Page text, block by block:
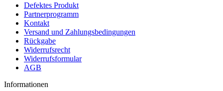
Defektes Produkt
Partnerprogramm
Kontakt
Versand und Zahlungsbedingungen
Rückgabe
Widerrufsrecht
Widerrufsformular
AGB
Informationen